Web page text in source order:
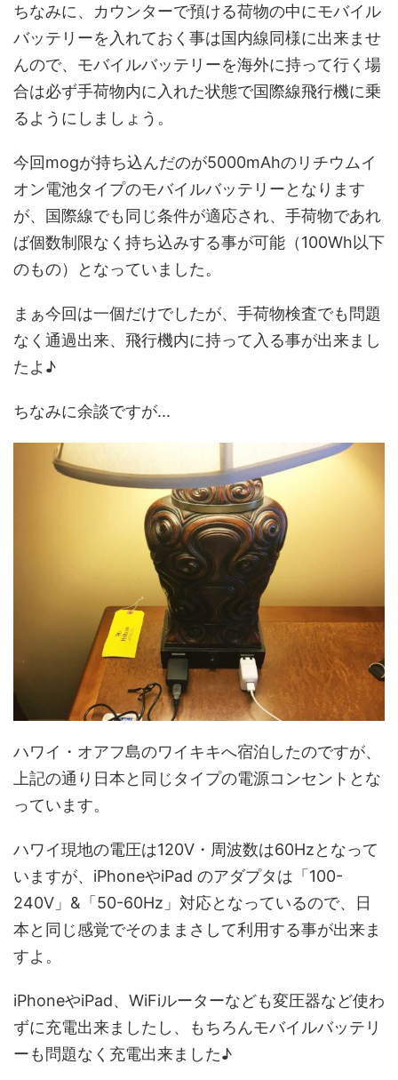
ちなみに、カウンターで預ける荷物の中にモバイル
バッテリーを入れておく事は国内線同様に出来ませ
んので、モバイルバッテリーを海外に持って行く場
合は必ず手荷物内に入れた状態で国際線飛行機に乗
るようにしましょう。
今回mogが持ち込んだのが5000mAhのリチウムイ
オン電池タイプのモバイルバッテリーとなります
が、国際線でも同じ条件が適応され、手荷物であれ
ば個数制限なく持ち込みする事が可能（100Wh以下
のもの）となっていました。
まぁ今回は一個だけでしたが、手荷物検査でも問題
なく通過出来、飛行機内に持って入る事が出来まし
たよ♪
ちなみに余談ですが...
ハワイ・オアフ島のワイキキへ宿泊したのですが、
上記の通り日本と同じタイプの電源コンセントとな
っています。
ハワイ現地の電圧は120V・周波数は60Hzとなって
いますが、iPhoneやiPad のアダプタは「100-
240V」&「50-60Hz」対応となっているので、日
本と同じ感覚でそのままさして利用する事が出来ま
すよ。
iPhoneやiPad、WiFiルーターなども変圧器など使わ
ずに充電出来ましたし、もちろんモバイルバッテリ
ーも問題なく充電出来ました♪